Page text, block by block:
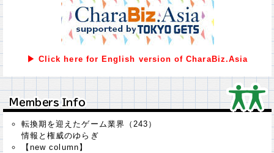
▶ Click here for English version of CharaBiz.Asia
Ｍｅｍｂｅｒｓ Ｉｎｆｏ
Ｍｅｍｂｅｒｓ Ｉｎｆｏ
転換期を迎えたゲーム業界（243）
情報と権威のゆらぎ
【new column】